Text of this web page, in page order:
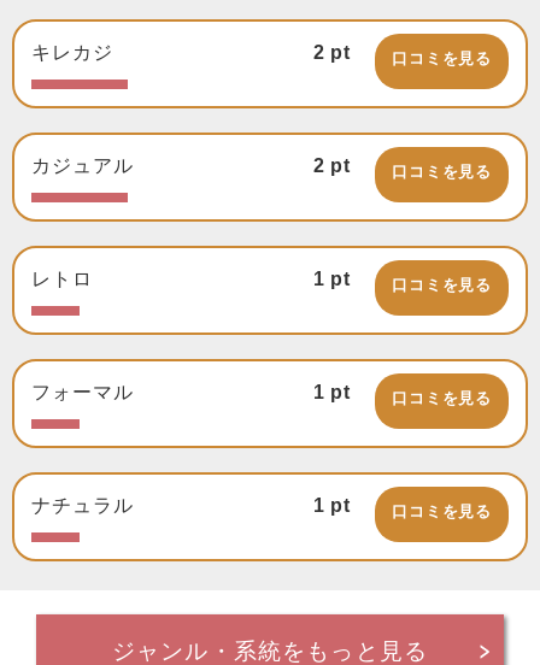
キレカジ 2 pt 口コミを見る
カジュアル 2 pt 口コミを見る
レトロ 1 pt 口コミを見る
フォーマル 1 pt 口コミを見る
ナチュラル 1 pt 口コミを見る
ジャンル・系統をもっと見る